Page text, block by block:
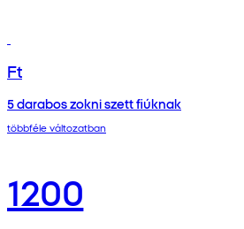
Ft
5 darabos zokni szett fiúknak
többféle változatban
1200